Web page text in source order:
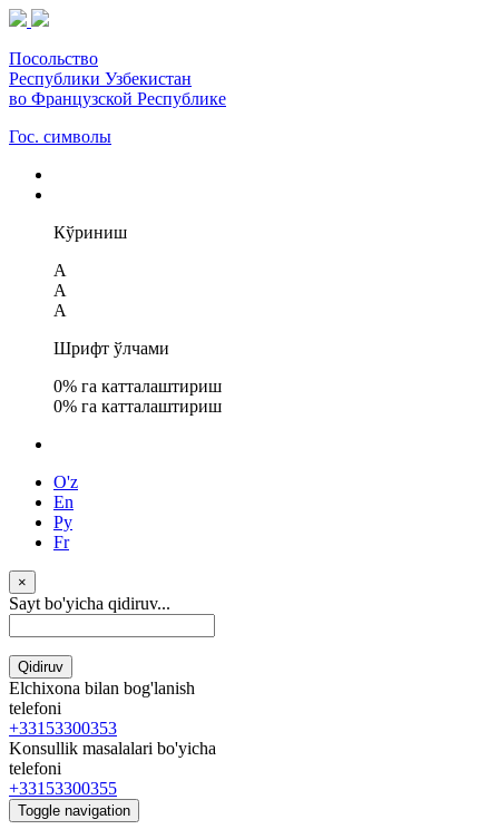
Посольство
Республики Узбекистан
во Французской Республике
Гос. символы
Кўриниш
A
A
A
Шрифт ўлчами
0% га катталаштириш
0% га катталаштириш
O'z
En
Ру
Fr
×
Sayt bo'yicha qidiruv...
Qidiruv
Elchixona bilan bog'lanish
telefoni
+33153300353
Konsullik masalalari bo'yicha
telefoni
+33153300355
Toggle navigation